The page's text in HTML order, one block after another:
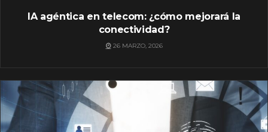
IA agéntica en telecom: ¿cómo mejorará la
conectividad?
26 MARZO, 2026